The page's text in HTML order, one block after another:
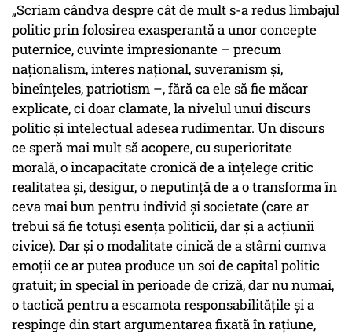
„Scriam cândva despre cât de mult s-a redus limbajul
politic prin folosirea exasperantă a unor concepte
puternice, cuvinte impresionante – precum
naționalism, interes național, suveranism și,
bineînțeles, patriotism –, fără ca ele să fie măcar
explicate, ci doar clamate, la nivelul unui discurs
politic și intelectual adesea rudimentar. Un discurs
ce speră mai mult să acopere, cu superioritate
morală, o incapacitate cronică de a înțelege critic
realitatea și, desigur, o neputință de a o transforma în
ceva mai bun pentru individ și societate (care ar
trebui să fie totuși esența politicii, dar și a acțiunii
civice). Dar și o modalitate cinică de a stârni cumva
emoții ce ar putea produce un soi de capital politic
gratuit; în special în perioade de criză, dar nu numai,
o tactică pentru a escamota responsabilitățile și a
respinge din start argumentarea fixată în rațiune,